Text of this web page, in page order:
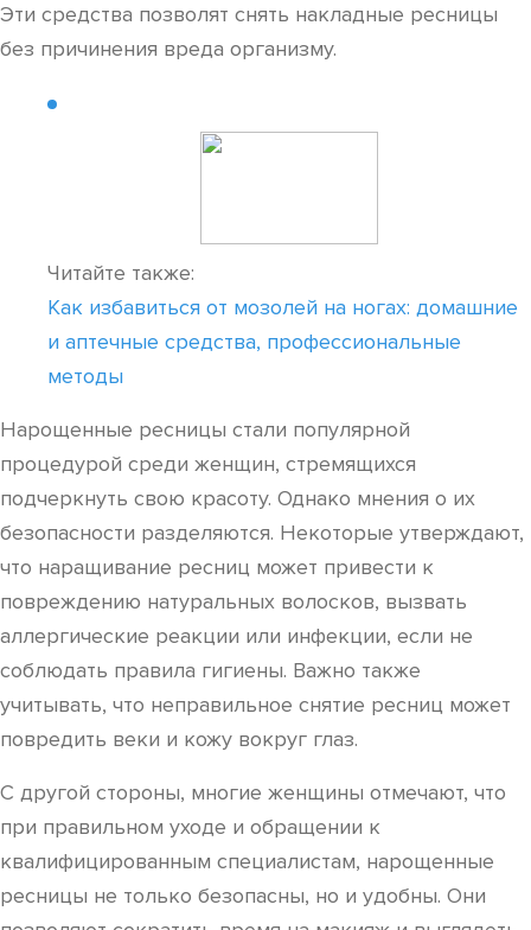
Эти средства позволят снять накладные ресницы
без причинения вреда организму.
Читайте также:
Как избавиться от мозолей на ногах: домашние
и аптечные средства, профессиональные
методы
Нарощенные ресницы стали популярной
процедурой среди женщин, стремящихся
подчеркнуть свою красоту. Однако мнения о их
безопасности разделяются. Некоторые утверждают,
что наращивание ресниц может привести к
повреждению натуральных волосков, вызвать
аллергические реакции или инфекции, если не
соблюдать правила гигиены. Важно также
учитывать, что неправильное снятие ресниц может
повредить веки и кожу вокруг глаз.
С другой стороны, многие женщины отмечают, что
при правильном уходе и обращении к
квалифицированным специалистам, нарощенные
ресницы не только безопасны, но и удобны. Они